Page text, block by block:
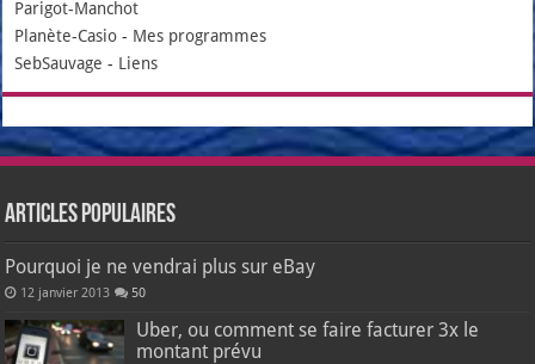
Parigot-Manchot
Planète-Casio - Mes programmes
SebSauvage - Liens
Articles populaires
Pourquoi je ne vendrai plus sur eBay
12 janvier 2013 50
Uber, ou comment se faire facturer 3x le
montant prévu